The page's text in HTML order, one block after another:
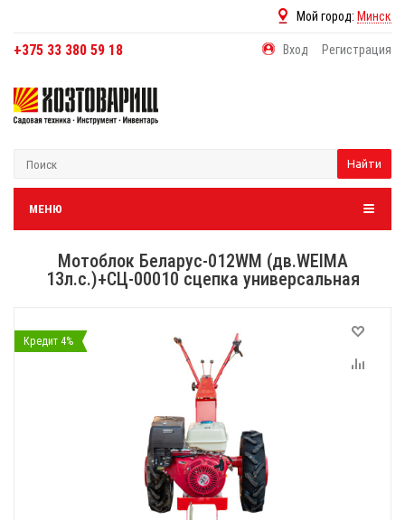
Мой город: Минск
+375 33 380 59 18 Вход Регистрация
Найти
МЕНЮ
Мотоблок Беларус-012WM (дв.WEIMA
13л.с.)+СЦ-00010 сцепка универсальная
Кредит 4%